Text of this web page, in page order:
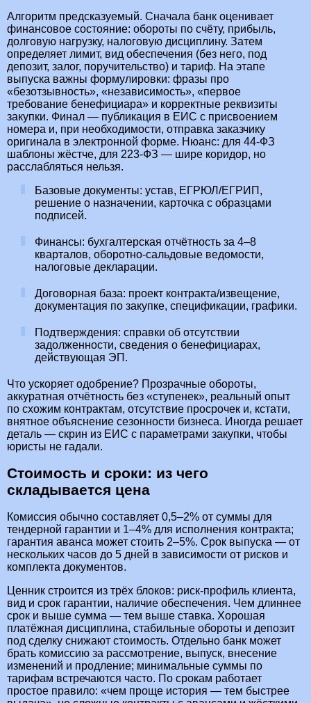
Алгоритм предсказуемый. Сначала банк оценивает
финансовое состояние: обороты по счёту, прибыль,
долговую нагрузку, налоговую дисциплину. Затем
определяет лимит, вид обеспечения (без него, под
депозит, залог, поручительство) и тариф. На этапе
выпуска важны формулировки: фразы про
«безотзывность», «независимость», «первое
требование бенефициара» и корректные реквизиты
закупки. Финал — публикация в ЕИС с присвоением
номера и, при необходимости, отправка заказчику
оригинала в электронной форме. Нюанс: для 44‑ФЗ
шаблоны жёстче, для 223‑ФЗ — шире коридор, но
расслабляться нельзя.
Базовые документы: устав, ЕГРЮЛ/ЕГРИП,
решение о назначении, карточка с образцами
подписей.
Финансы: бухгалтерская отчётность за 4–8
кварталов, оборотно‑сальдовые ведомости,
налоговые декларации.
Договорная база: проект контракта/извещение,
документация по закупке, спецификации, графики.
Подтверждения: справки об отсутствии
задолженности, сведения о бенефициарах,
действующая ЭП.
Что ускоряет одобрение? Прозрачные обороты,
аккуратная отчётность без «ступенек», реальный опыт
по схожим контрактам, отсутствие просрочек и, кстати,
внятное объяснение сезонности бизнеса. Иногда решает
деталь — скрин из ЕИС с параметрами закупки, чтобы
юристы не гадали.
Стоимость и сроки: из чего
складывается цена
Комиссия обычно составляет 0,5–2% от суммы для
тендерной гарантии и 1–4% для исполнения контракта;
гарантия аванса может стоить 2–5%. Срок выпуска — от
нескольких часов до 5 дней в зависимости от рисков и
комплекта документов.
Ценник строится из трёх блоков: риск‑профиль клиента,
вид и срок гарантии, наличие обеспечения. Чем длиннее
срок и выше сумма — тем выше ставка. Хорошая
платёжная дисциплина, стабильные обороты и депозит
под сделку снижают стоимость. Отдельно банк может
брать комиссию за рассмотрение, выпуск, внесение
изменений и продление; минимальные суммы по
тарифам встречаются часто. По срокам работает
простое правило: «чем проще история — тем быстрее